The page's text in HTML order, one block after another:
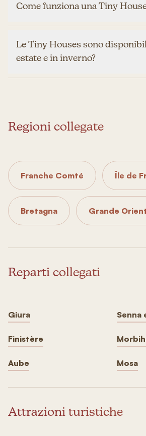
Come funziona una Tiny
Le Tiny Houses sono
estate e in inverno?
Regioni collegate
Franche Comté Île de
Bretagna Grande
Reparti collegati
Giura Senna
Finistère
Aube Mosa
Attrazioni turistiche